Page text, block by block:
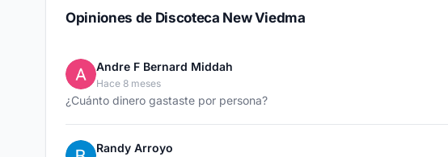
Opiniones de Discoteca New Viedma
Andre F Bernard Middah
Hace 8 meses
¿Cuánto dinero gastaste por persona?
Randy Arroyo